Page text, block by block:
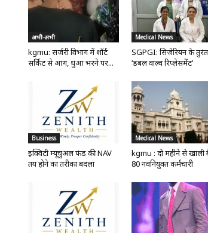
अभी-अभी
kgmu: सर्जरी विभाग में शॉर्ट
सर्किट से आग, धुंआ भरने पर...
Medical News
SGPGI: सिजेरियन के तुरंत
‘डबल वाल्व रिप्लेसमेंट’
Business
इक्विटी म्यूचुअल फंड की NAV
तय होने का तरीका बदला
Medical News
kgmu : दो महीने से खाली
80 नवनियुक्त कर्मचारी